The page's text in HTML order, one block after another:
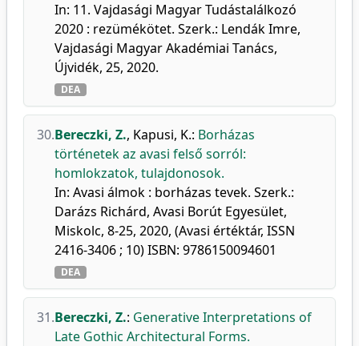
In: 11. Vajdasági Magyar Tudástalálkozó
2020 : rezümékötet. Szerk.: Lendák Imre,
Vajdasági Magyar Akadémiai Tanács,
Újvidék, 25, 2020.
DEA
30.Bereczki, Z., Kapusi, K.: Borházas
történetek az avasi felső sorról:
homlokzatok, tulajdonosok.
In: Avasi álmok : borházas tevek. Szerk.:
Darázs Richárd, Avasi Borút Egyesület,
Miskolc, 8-25, 2020, (Avasi értéktár, ISSN
2416-3406 ; 10) ISBN: 9786150094601
DEA
31.Bereczki, Z.: Generative Interpretations of
Late Gothic Architectural Forms.